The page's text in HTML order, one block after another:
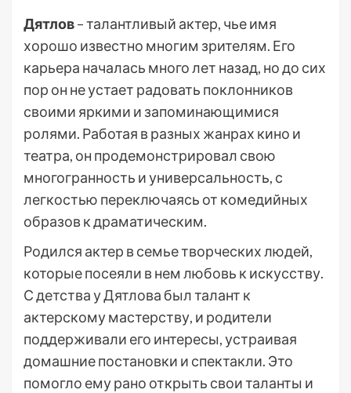
Дятлов– талантливый актер, чье имя
хорошо известно многим зрителям. Его
карьера началась много лет назад, но до сих
пор он не устает радовать поклонников
своими яркими и запоминающимися
ролями. Работая в разных жанрах кино и
театра, он продемонстрировал свою
многогранность и универсальность, с
легкостью переключаясь от комедийных
образов к драматическим.
Родился актер в семье творческих людей,
которые посеяли в нем любовь к искусству.
С детства у Дятлова был талант к
актерскому мастерству, и родители
поддерживали его интересы, устраивая
домашние постановки и спектакли. Это
помогло ему рано открыть свои таланты и